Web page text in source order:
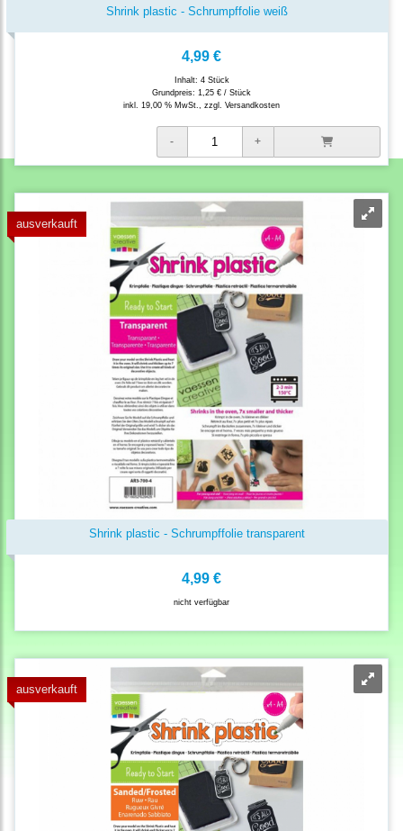
Shrink plastic - Schrumpffolie weiß
4,99 €
Inhalt: 4 Stück
Grundpreis: 1,25 € / Stück
inkl. 19,00 % MwSt., zzgl. Versandkosten
ausverkauft
Shrink plastic - Schrumpffolie transparent
4,99 €
nicht verfügbar
ausverkauft